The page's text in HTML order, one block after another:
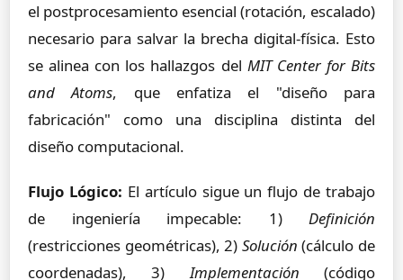
el postprocesamiento esencial (rotación, escalado)
necesario para salvar la brecha digital-física. Esto
se alinea con los hallazgos del MIT Center for Bits
and Atoms, que enfatiza el "diseño para
fabricación" como una disciplina distinta del
diseño computacional.
Flujo Lógico: El artículo sigue un flujo de trabajo
de ingeniería impecable: 1) Definición
(restricciones geométricas), 2) Solución (cálculo de
coordenadas), 3)Implementación (código